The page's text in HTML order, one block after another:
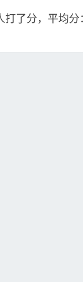
打了分，平均分